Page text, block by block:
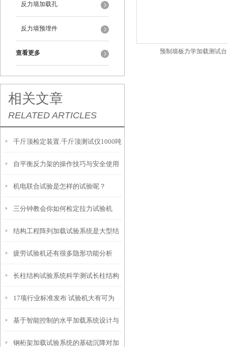
反力墙加载孔
反力墙预埋件
查看更多
相关文章
RELATED ARTICLES
千斤顶检定装置.千斤顶测试仪1000吨
千斤顶反力架动画视频展示
自平衡反力架的操作技巧与安全使用
指南说明
机电联合试验是怎样的试验呢？
三分钟教会你如何检定拉力试验机
结构工程阵列加载试验系统是大型结
构工程抗震、抗疲劳性能研究的核心
装备
疲劳试验机还有很多隐形功能分析
长柱结构试验系统科学测试长柱结构
的抗压与抗弯能力
17项行业标准发布 试验机大有可为
基于智能控制的水平加载系统设计与
实现
钢桁架加载试验系统的基础沉降对加
预制墙板力学加载测试台